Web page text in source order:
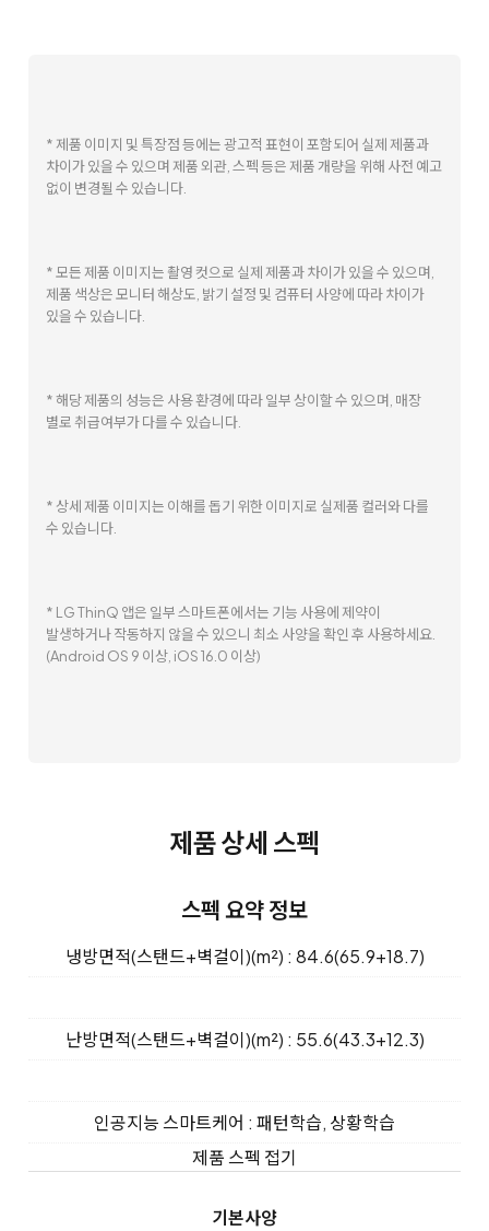
* 제품 이미지 및 특장점 등에는 광고적 표현이 포함되어 실제 제품과
차이가 있을 수 있으며 제품 외관, 스펙 등은 제품 개량을 위해 사전 예고
없이 변경될 수 있습니다.
* 모든 제품 이미지는 촬영 컷으로 실제 제품과 차이가 있을 수 있으며,
제품 색상은 모니터 해상도, 밝기 설정 및 컴퓨터 사양에 따라 차이가
있을 수 있습니다.
* 해당 제품의 성능은 사용 환경에 따라 일부 상이할 수 있으며, 매장
별로 취급여부가 다를 수 있습니다.
* 상세 제품 이미지는 이해를 돕기 위한 이미지로 실제품 컬러와 다를
수 있습니다.
* LG ThinQ 앱은 일부 스마트폰에서는 기능 사용에 제약이
발생하거나 작동하지 않을 수 있으니 최소 사양을 확인 후 사용하세요.
(Android OS 9 이상, iOS 16.0 이상)
제품 상세 스펙
스펙 요약 정보
냉방면적(스탠드+벽걸이)(m²) : 84.6(65.9+18.7)
난방면적(스탠드+벽걸이)(m²) : 55.6(43.3+12.3)
인공지능 스마트케어 : 패턴학습, 상황학습
제품 스펙 접기
기본사양